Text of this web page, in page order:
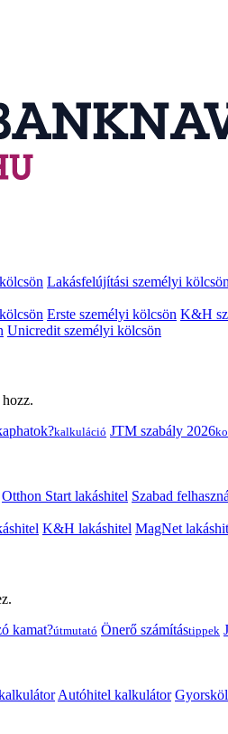
Lakásfelújítási személyi kölcsön
Erste személyi kölcsön K&H
Unicredit személyi kölcsön
kalkuláció JTM szabály 2026
Otthon Start lakáshitel Szabad
K&H lakáshitel MagNet
kamat?útmutató Önerő számítástippek
Autóhitel kalkulátor